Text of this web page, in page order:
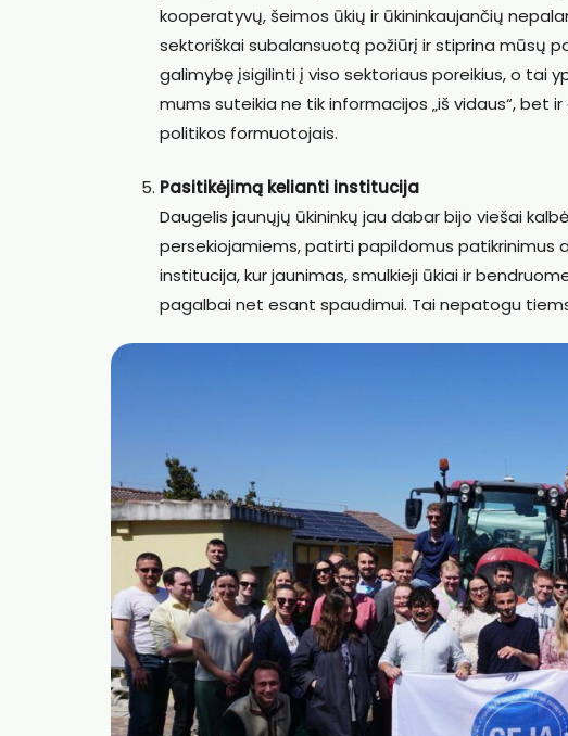
kooperatyvų, šeimos ūkių ir ūkininkaujančių
sektoriškai subalansuotą požiūrį ir stiprina mūsų
galimybę įsigilinti į viso sektoriaus poreikius, o tai
mums suteikia ne tik informacijos „iš vidaus“, bet
politikos formuotojais.
Pasitikėjimą kelianti institucija
Daugelis jaunųjų ūkininkų jau dabar bijo viešai
persekiojamiems, patirti papildomus patikrinimus
institucija, kur jaunimas, smulkieji ūkiai ir
pagalbai net esant spaudimui. Tai nepatogu